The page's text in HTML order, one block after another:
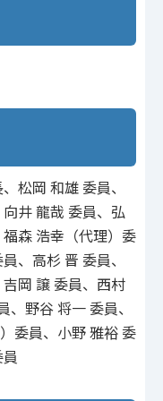
松岡 和雄 委員、
井 龍哉 委員、弘
森 浩幸（代理）委
、高杉 晋 委員、
岡 譲 委員、西村
野谷 将一 委員、
委員、小野 雅裕 委